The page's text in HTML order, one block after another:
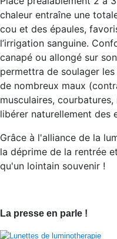
chaleur entraîne une
cou et des épaules,
l’irrigation sanguine.
canapé ou allongé sur
permettra de soulager les
de nombreux maux
musculaires,
libérer naturellement des
Grâce à l'alliance de la
la déprime de la rentrée
qu'un lointain souvenir !
La presse en parle !